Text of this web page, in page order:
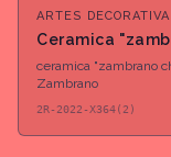
ARTES
Ceramica
ceramica "zambrano
Zambrano
2R-2022-X364(2)